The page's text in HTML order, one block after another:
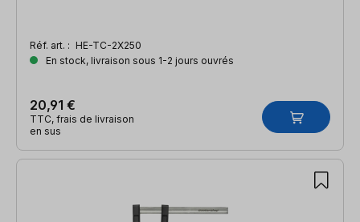
Réf. art. : HE-TC-2X250
En stock, livraison sous 1-2 jours ouvrés
20,91 €
TTC, frais de livraison
en sus